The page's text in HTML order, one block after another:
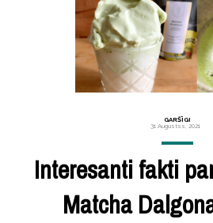
GARŠĪGI
31 Augustss, 2021
Interesanti fakti
Matcha